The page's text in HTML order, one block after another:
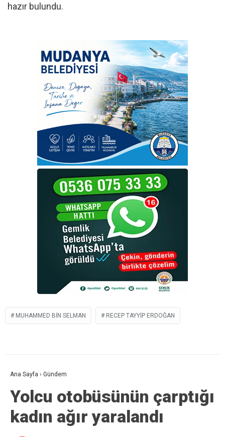
hazır bulundu.
MUHAMMED BIN SELMAN RECEP TAYYIP ERDOĞAN
Ana Sayfa › Gündem
Yolcu otobüsünün çarptığı
kadın ağır yaralandı